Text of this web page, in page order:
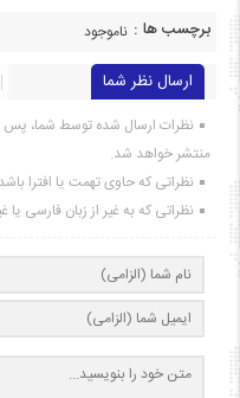
برچسب ها : ناموجود
ارسال نظر شما
نظرات ارسال شده توسط شما، پس
منتشر خواهد شد.
نظراتی که حاوی تهمت یا افترا
نظراتی که به غیر از زبان فارسی